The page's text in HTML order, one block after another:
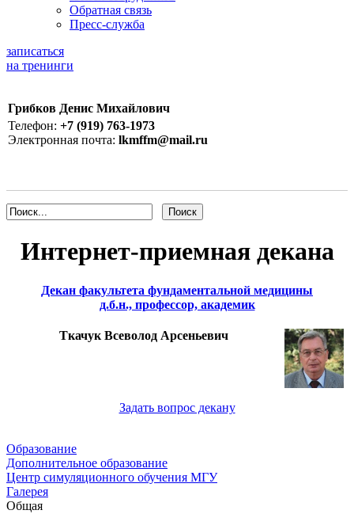
Обратная связь
Пресс-служба
записаться
на тренинги
Грибков Денис Михайлович
Телефон: +7 (919) 763-1973
Электронная почта: lkmffm@mail.ru
Интернет-приемная декана
Декан факультета фундаментальной медицины
д.б.н., профессор, академик
Ткачук Всеволод Арсеньевич
Задать вопрос декану
Образование
Дополнительное образование
Центр симуляционного обучения МГУ
Галерея
Общая